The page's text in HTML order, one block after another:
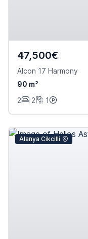
47,500€
Alcon 17 Harmony
90 m²
2
2 1
Alanya Cikcilli